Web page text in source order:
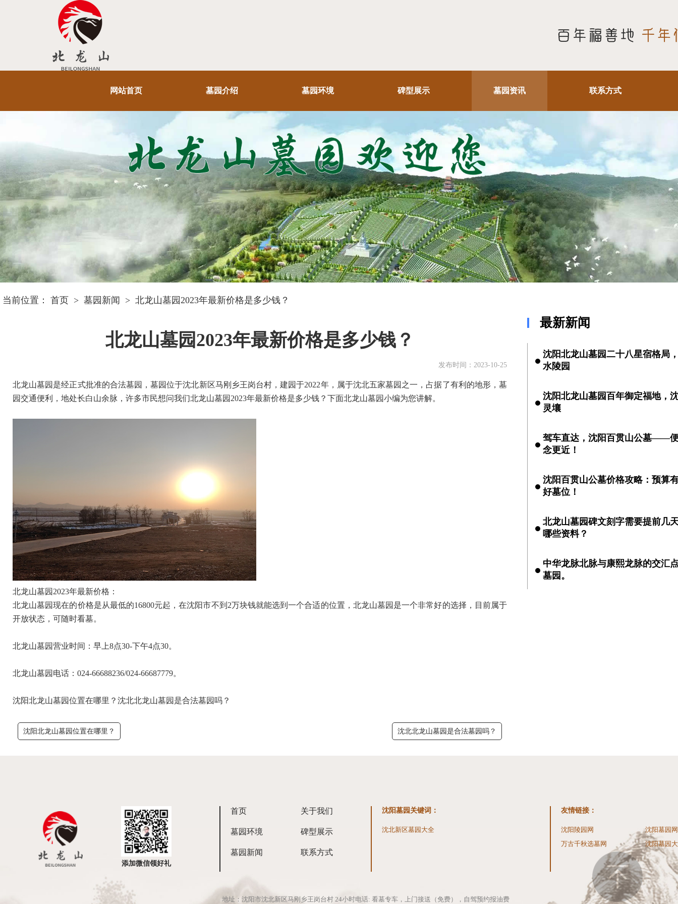
网站首页 墓园介绍 墓园环境 碑型展示 墓园资讯 联系方式
当前位置： 首页 > 墓园新闻 > 北龙山墓园2023年最新价格是多少钱？
北龙山墓园2023年最新价格是多少钱？
发布时间：2023-10-25
北龙山墓园是经正式批准的合法墓园，墓园位于沈北新区马刚乡王岗台村，建园于2022年，属于沈北五家墓园之一，占据了有利的地形，墓
园交通便利，地处长白山余脉，许多市民想问我们北龙山墓园2023年最新价格是多少钱？下面北龙山墓园小编为您讲解。
北龙山墓园2023年最新价格：
北龙山墓园现在的价格是从最低的16800元起，在沈阳市不到2万块钱就能选到一个合适的位置，北龙山墓园是一个非常好的选择，目前属于
开放状态，可随时看墓。
北龙山墓园营业时间：早上8点30-下午4点30。
北龙山墓园电话：024-66688236/024-66687779。
沈阳北龙山墓园位置在哪里？沈北北龙山墓园是合法墓园吗？
沈阳北龙山墓园位置在哪里？ 沈北北龙山墓园是合法墓园吗？
最新新闻
沈阳北龙山墓园二十八星宿格局
水陵园
沈阳北龙山墓园百年御定福地，
灵壤
驾车直达，沈阳百贯山公墓——
念更近！
沈阳百贯山公墓价格攻略：预算
好墓位！
北龙山墓园碑文刻字需要提前几
哪些资料？
中华龙脉北脉与康熙龙脉的交汇
墓园。
添加微信领好礼
首页 关于我们
墓园环境 碑型展示
墓园新闻 联系方式
沈阳墓园关键词 ：
沈北新区墓园大全
友情链接 ：
沈阳陵园网
沈阳墓园网
万古千秋选墓网
沈阳墓园
地址：沈阳市沈北新区马刚乡王岗台村 24小时电话: 看墓专车，上门接送（免费），自驾预约报油费